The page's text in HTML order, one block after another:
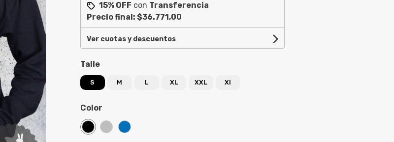
15% OFF con Transferencia
Precio final: $36.771,00
Ver cuotas y descuentos
Talle
S M L XL XXL Xl
Color